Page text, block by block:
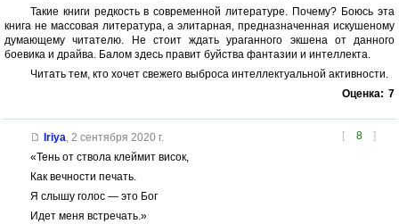
Такие книги редкость в современной литературе. Почему? Боюсь эта
книга не массовая литература, а элитарная, предназначенная искушеному
думающему читателю. Не стоит ждать ураганного экшена от данного
боевика и драйва. Балом здесь правит буйства фантазии и интеллекта.
Читать тем, кто хочет свежего выброса интеллектуальной активности.
Оценка: 7
[ 8 ]
Iriya, 2 сентября 2020 г.
«Тень от ствола клеймит висок,
Как вечности печать.
Я слышу голос — это Бог
Идет меня встречать.»